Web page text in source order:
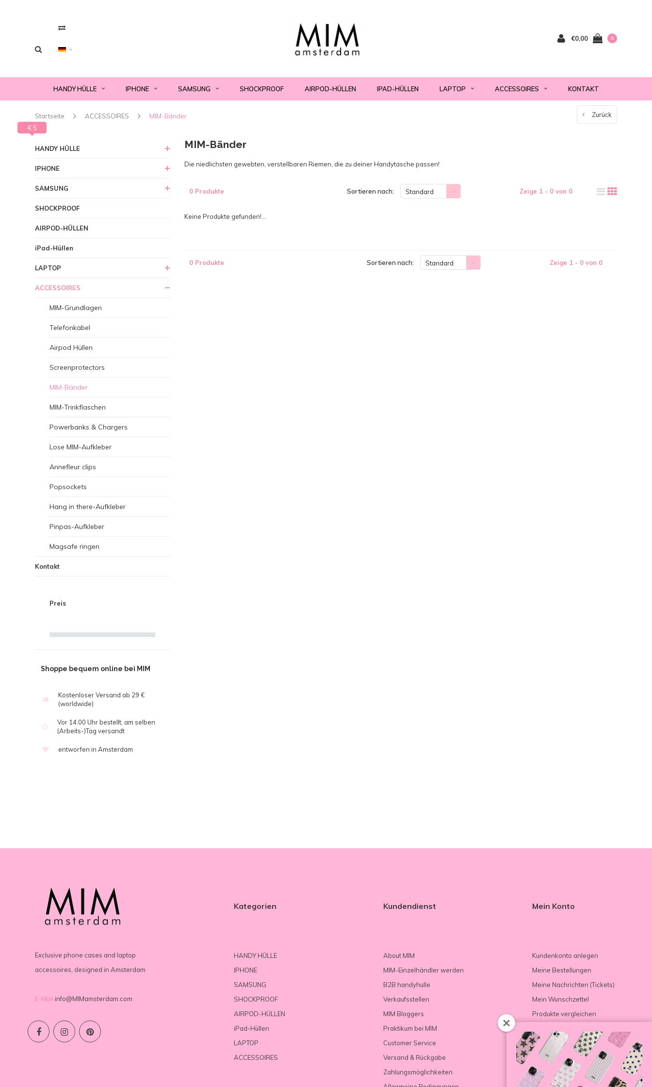
€0,00 0
HANDY HÜLLE IPHONE SAMSUNG SHOCKPROOF AIRPOD-HÜLLEN IPAD-HÜLLEN LAPTOP ACCESSOIRES KONTAKT
Startseite ACCESSOIRES MIM-Bänder Zurück
HANDY HÜLLE
IPHONE
SAMSUNG
SHOCKPROOF
AIRPOD-HÜLLEN
iPad-Hüllen
LAPTOP
ACCESSOIRES
MIM-Grundlagen
Telefonkabel
Airpod Hüllen
Screenprotectors
MIM-Bänder
MIM-Trinkflaschen
Powerbanks & Chargers
Lose MIM-Aufkleber
Annefleur clips
Popsockets
Hang in there-Aufkleber
Pinpas-Aufkleber
Magsafe ringen
Kontakt
Preis
€ 0
€ 5
Shoppe bequem online bei MIM
Kostenloser Versand ab 29 €
(worldwide)
Vor 14.00 Uhr bestellt, am selben
(Arbeits-)Tag versandt
entworfen in Amsterdam
MIM-Bänder
Die niedlichsten gewebten, verstellbaren Riemen, die zu deiner Handytasche passen!
0 Produkte Sortieren nach: Standard Zeige 1 - 0 von 0
Keine Produkte gefunden!...
0 Produkte Sortieren nach: Standard Zeige 1 - 0 von 0
Exclusive phone cases and laptop
accessoires, designed in Amsterdam
E-Mail info@MIMamsterdam.com
Kategorien
HANDY HÜLLE
IPHONE
SAMSUNG
SHOCKPROOF
AIRPOD-HÜLLEN
iPad-Hüllen
LAPTOP
ACCESSOIRES
Kundendienst
About MIM
MIM-Einzelhändler werden
B2B handyhulle
Verkaufsstellen
MIM Bloggers
Praktikum bei MIM
Customer Service
Versand & Rückgabe
Zahlungsmöglichkeiten
Mein Konto
Kundenkonto anlegen
Meine Bestellungen
Meine Nachrichten (Tickets)
Mein Wunschzettel
Produkte vergleichen